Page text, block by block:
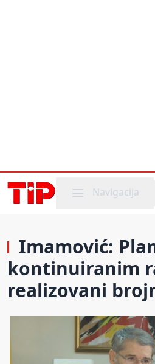
Mobile menu
Navigacija
Imamović:
kontinuiranim
realizovani